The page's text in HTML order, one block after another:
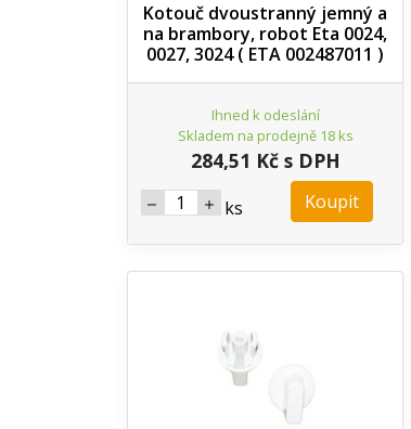
Kotouč dvoustranný jemný a
na brambory, robot Eta 0024,
0027, 3024 ( ETA 002487011 )
Ihned k odeslání
Skladem na prodejně 18 ks
284,51 Kč s DPH
ks Koupit